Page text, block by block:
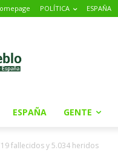
POLÍTICA ESPAÑA
ESPAÑA GENTE
fallecidos y 5.034 heridos